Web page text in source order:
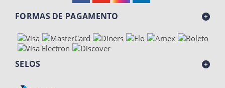
FORMAS DE PAGAMENTO
SELOS